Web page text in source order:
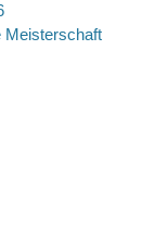
Meisterschaft